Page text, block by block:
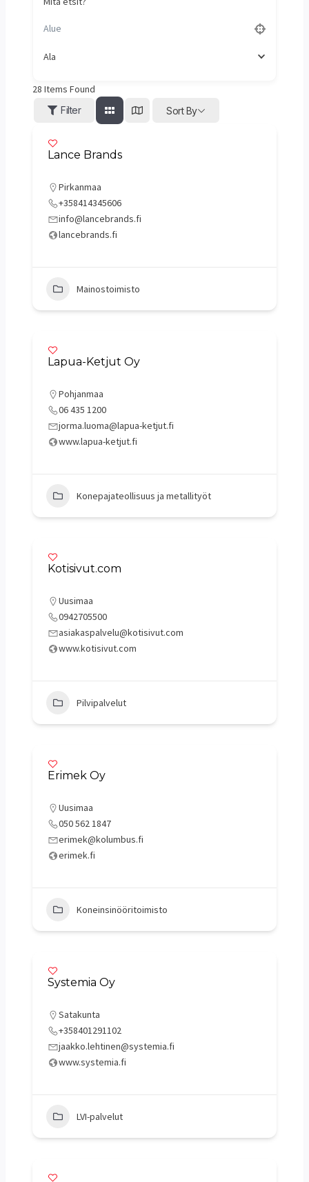
Ala
28 Items Found
Filter Sort By
Lance Brands
Pirkanmaa
+358414345606
info@lancebrands.fi
lancebrands.fi
Mainostoimisto
Lapua-Ketjut Oy
Pohjanmaa
06 435 1200
jorma.luoma@lapua-ketjut.fi
www.lapua-ketjut.fi
Konepajateollisuus ja metallityöt
Kotisivut.com
Uusimaa
0942705500
asiakaspalvelu@kotisivut.com
www.kotisivut.com
Pilvipalvelut
Erimek Oy
Uusimaa
050 562 1847
erimek@kolumbus.fi
erimek.fi
Koneinsinööritoimisto
Systemia Oy
Satakunta
+358401291102
jaakko.lehtinen@systemia.fi
www.systemia.fi
LVI-palvelut